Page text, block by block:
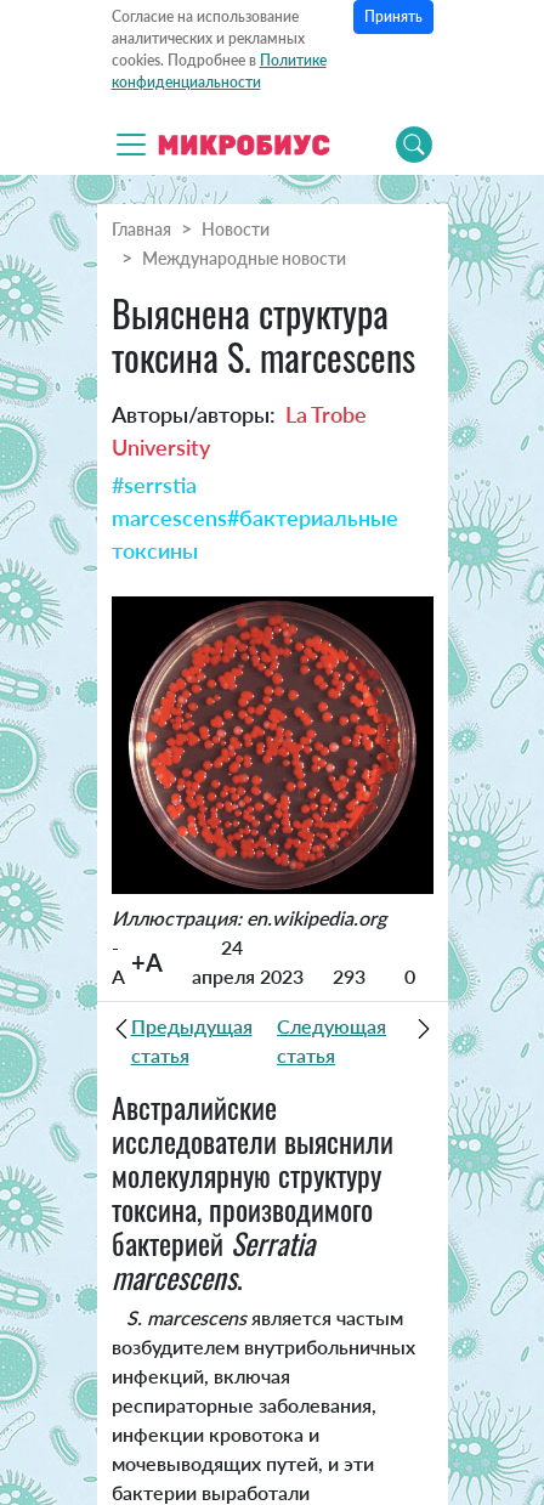
Согласие на использование
аналитических и рекламных
cookies. Подробнее в Политике
конфиденциальности
Принять
Главная
Новости
Международные новости
Выяснена структура
токсина S. marcescens
Авторы/авторы: La Trobe
University
#serrstia
marcescens#бактериальные
токсины
Иллюстрация: en.wikipedia.org
-
A +A
24
апреля 2023
293 0
Предыдущая
статья
Следующая
статья
Австралийские
исследователи выяснили
молекулярную структуру
токсина, производимого
бактериейSerratia
marcescens.
S. marcescensявляется частым
возбудителем внутрибольничных
инфекций, включая
респираторные заболевания,
инфекции кровотока и
мочевыводящих путей, и эти
бактерии выработали